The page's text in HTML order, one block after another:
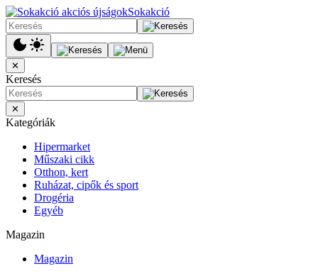
Sokakció
✕
Keresés
✕
Kategóriák
Hipermarket
Műszaki cikk
Otthon, kert
Ruházat, cipők és sport
Drogéria
Egyéb
Magazin
Magazin